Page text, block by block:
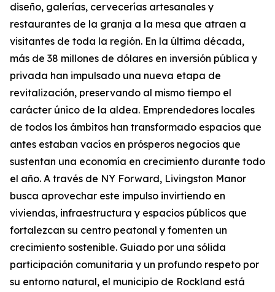
diseño, galerías, cervecerías artesanales y
restaurantes de la granja a la mesa que atraen a
visitantes de toda la región. En la última década,
más de 38 millones de dólares en inversión pública y
privada han impulsado una nueva etapa de
revitalización, preservando al mismo tiempo el
carácter único de la aldea. Emprendedores locales
de todos los ámbitos han transformado espacios que
antes estaban vacíos en prósperos negocios que
sustentan una economía en crecimiento durante todo
el año. A través de NY Forward, Livingston Manor
busca aprovechar este impulso invirtiendo en
viviendas, infraestructura y espacios públicos que
fortalezcan su centro peatonal y fomenten un
crecimiento sostenible. Guiado por una sólida
participación comunitaria y un profundo respeto por
su entorno natural, el municipio de Rockland está